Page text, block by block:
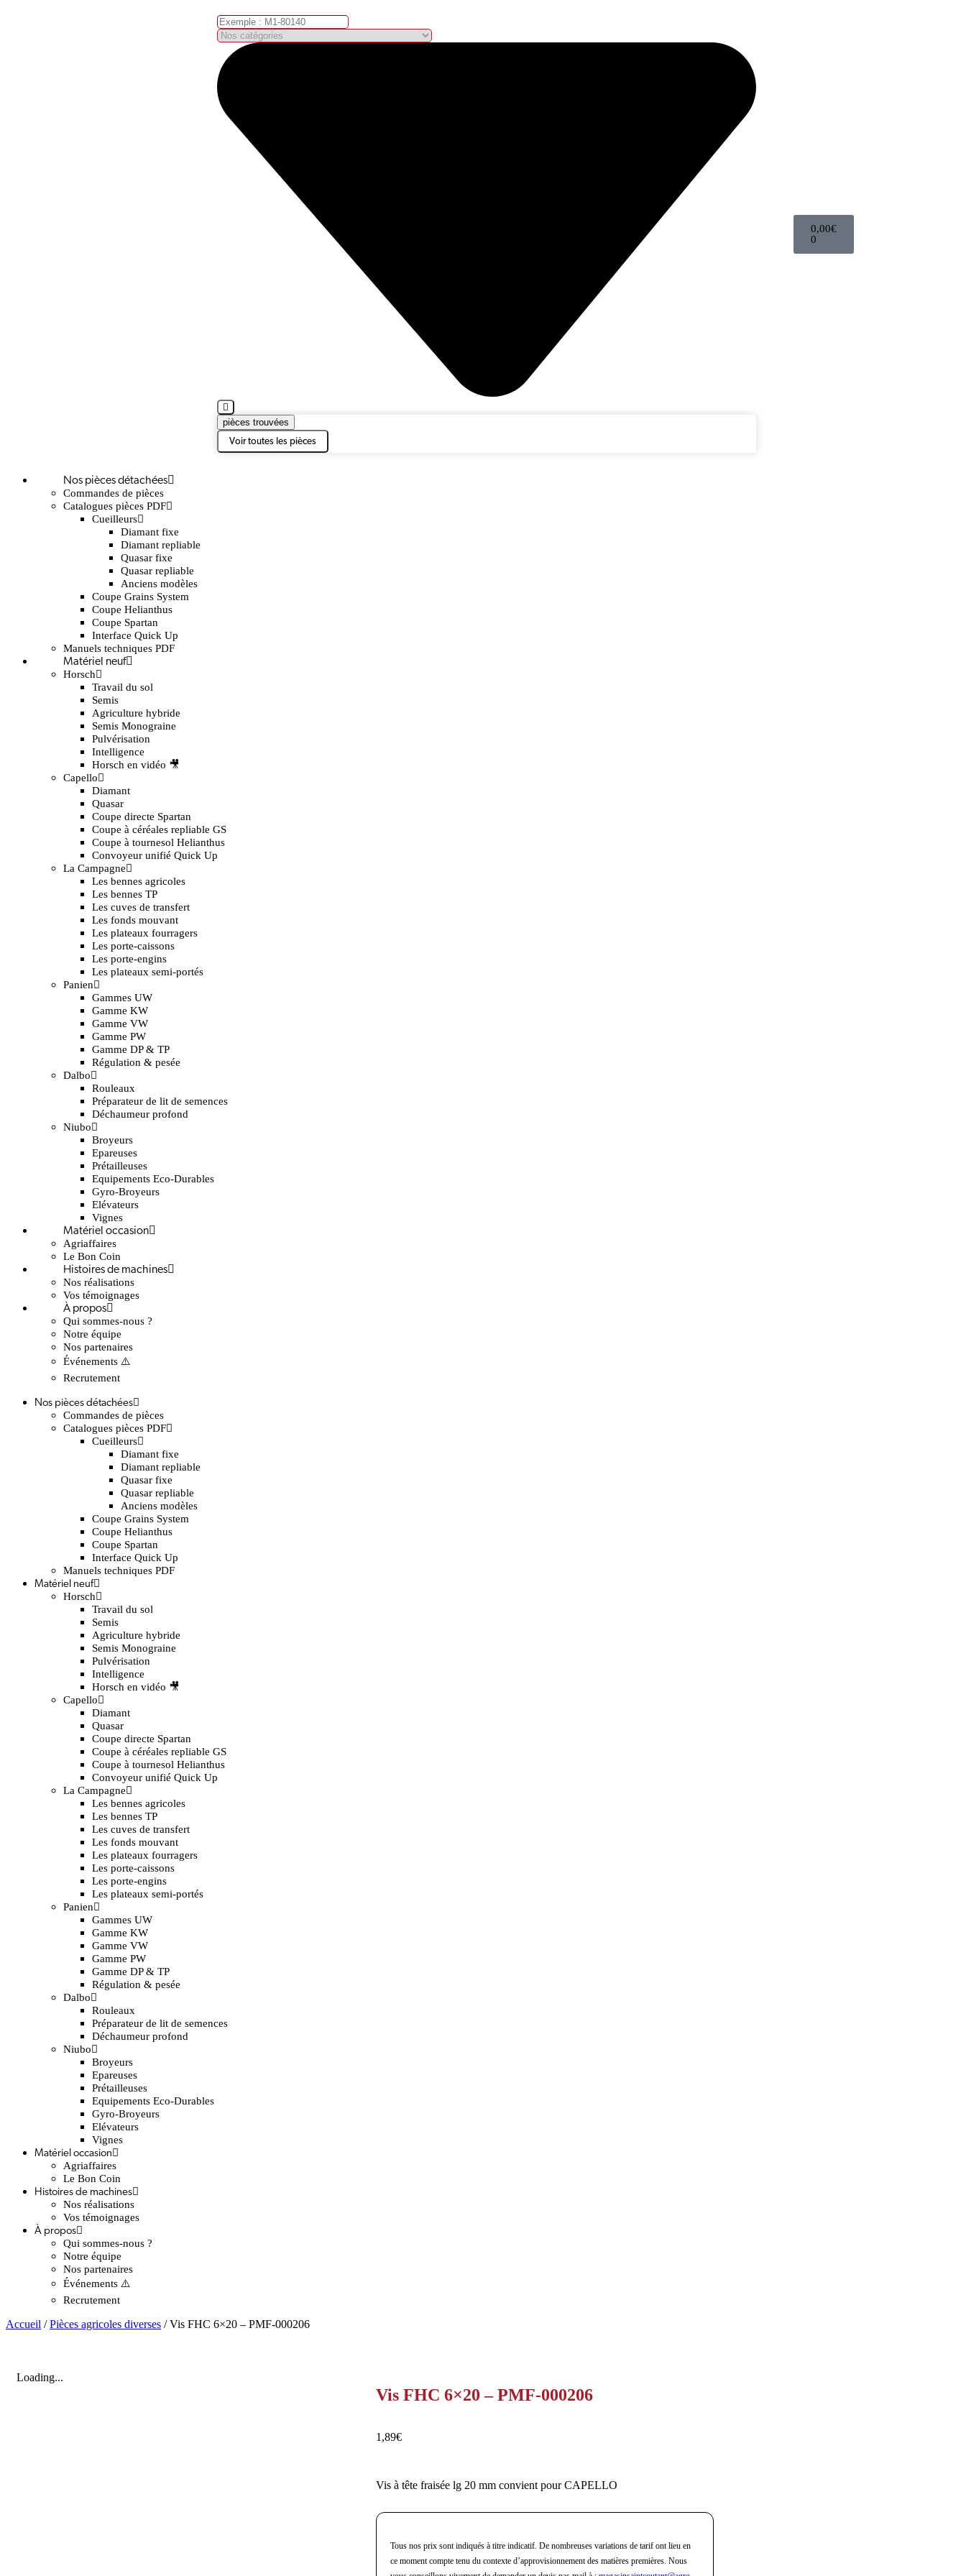
pièces trouvées
Voir toutes les pièces
0,00€
0
Nos pièces détachées
Commandes de pièces
Catalogues pièces PDF
Cueilleurs
Diamant fixe
Diamant repliable
Quasar fixe
Quasar repliable
Anciens modèles
Coupe Grains System
Coupe Helianthus
Coupe Spartan
Interface Quick Up
Manuels techniques PDF
Matériel neuf
Horsch
Travail du sol
Semis
Agriculture hybride
Semis Monograine
Pulvérisation
Intelligence
Horsch en vidéo 🎥
Capello
Diamant
Quasar
Coupe directe Spartan
Coupe à céréales repliable GS
Coupe à tournesol Helianthus
Convoyeur unifié Quick Up
La Campagne
Les bennes agricoles
Les bennes TP
Les cuves de transfert
Les fonds mouvant
Les plateaux fourragers
Les porte-caissons
Les porte-engins
Les plateaux semi-portés
Panien
Gammes UW
Gamme KW
Gamme VW
Gamme PW
Gamme DP & TP
Régulation & pesée
Dalbo
Rouleaux
Préparateur de lit de semences
Déchaumeur profond
Niubo
Broyeurs
Epareuses
Prétailleuses
Equipements Eco-Durables
Gyro-Broyeurs
Elévateurs
Vignes
Matériel occasion
Agriaffaires
Le Bon Coin
Histoires de machines
Nos réalisations
Vos témoignages
À propos
Qui sommes-nous ?
Notre équipe
Nos partenaires
Événements ⚠️
Recrutement
Nos pièces détachées
Commandes de pièces
Catalogues pièces PDF
Cueilleurs
Diamant fixe
Diamant repliable
Quasar fixe
Quasar repliable
Anciens modèles
Coupe Grains System
Coupe Helianthus
Coupe Spartan
Interface Quick Up
Manuels techniques PDF
Matériel neuf
Horsch
Travail du sol
Semis
Agriculture hybride
Semis Monograine
Pulvérisation
Intelligence
Horsch en vidéo 🎥
Capello
Diamant
Quasar
Coupe directe Spartan
Coupe à céréales repliable GS
Coupe à tournesol Helianthus
Convoyeur unifié Quick Up
La Campagne
Les bennes agricoles
Les bennes TP
Les cuves de transfert
Les fonds mouvant
Les plateaux fourragers
Les porte-caissons
Les porte-engins
Les plateaux semi-portés
Panien
Gammes UW
Gamme KW
Gamme VW
Gamme PW
Gamme DP & TP
Régulation & pesée
Dalbo
Rouleaux
Préparateur de lit de semences
Déchaumeur profond
Niubo
Broyeurs
Epareuses
Prétailleuses
Equipements Eco-Durables
Gyro-Broyeurs
Elévateurs
Vignes
Matériel occasion
Agriaffaires
Le Bon Coin
Histoires de machines
Nos réalisations
Vos témoignages
À propos
Qui sommes-nous ?
Notre équipe
Nos partenaires
Événements ⚠️
Recrutement
Accueil /Pièces agricoles diverses / Vis FHC 6×20 – PMF-000206
Loading...
Vis FHC 6×20 – PMF-000206
1,89€
Vis à tête fraisée lg 20 mm convient pour CAPELLO
Tous nos prix sont indiqués à titre indicatif. De nombreuses variations de tarif ont lieu en
ce moment compte tenu du contexte d’approvisionnement des matières premières. Nous